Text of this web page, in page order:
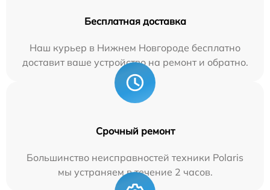
Бесплатная доставка
Наш курьер в Нижнем Новгороде бесплатно
доставит ваше устройство на ремонт и обратно.
Срочный ремонт
Большинство неисправностей техники Polaris
мы устраняем в течение 2 часов.